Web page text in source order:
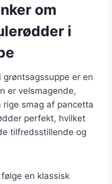
om
i
er en
er velsmagende,
smag af pancetta
perfekt, hvilket
tilfredsstillende og
en klassisk